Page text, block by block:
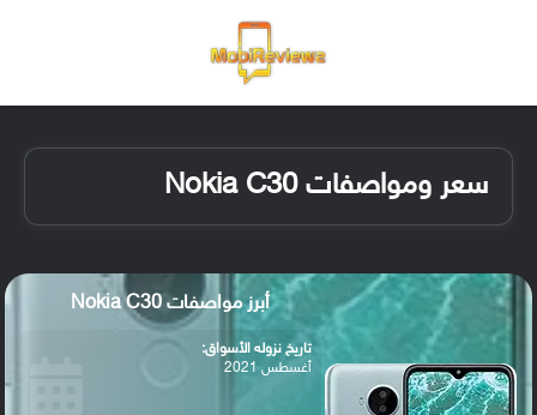
سعر ومواصفات Nokia C30
أبرز مواصفات Nokia C30
تاريخ نزوله الأسواق:
أغسطس 2021